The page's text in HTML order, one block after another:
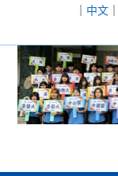
至
｜ 中文｜